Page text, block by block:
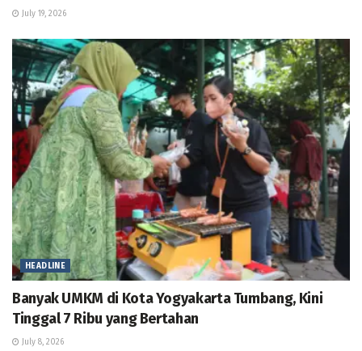
July 19, 2026
HEADLINE
Banyak UMKM di Kota Yogyakarta Tumbang, Kini
Tinggal 7 Ribu yang Bertahan
July 8, 2026